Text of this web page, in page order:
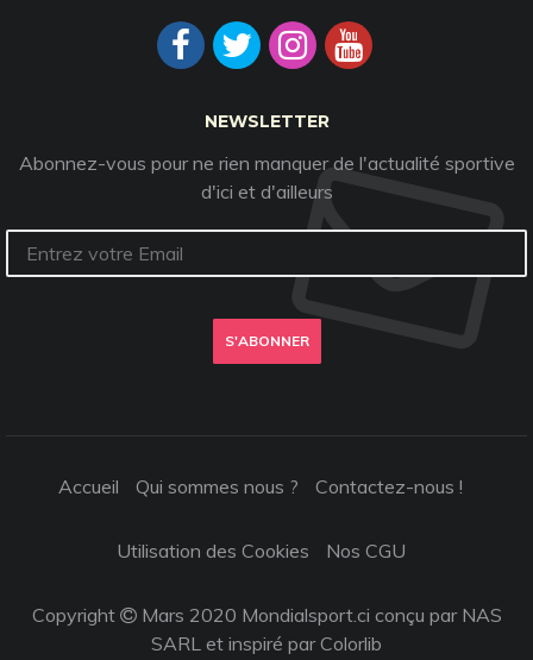
NEWSLETTER
Abonnez-vous pour ne rien manquer de l'actualité sportive
d'ici et d'ailleurs
S'ABONNER
Accueil Qui sommes nous ? Contactez-nous !
Utilisation des Cookies Nos CGU
Copyright
Mars 2020 Mondialsport.ci conçu par NAS
SARL et inspiré parColorlib